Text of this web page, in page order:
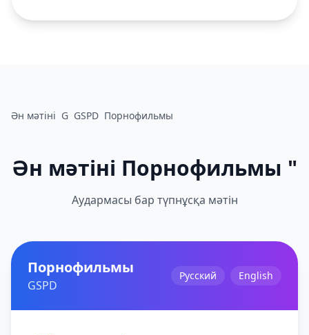
Ән мәтіні G GSPD Порнофильмы
Ән мәтіні Порнофильмы "
Аудармасы бар түпнұсқа мәтін
Порнофильмы
GSPD
Русский English